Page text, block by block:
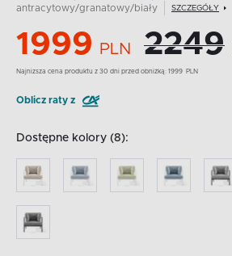
antracytowy/granatowy/biały
SZCZEGÓŁY
1999 PLN 2249
Najnizsza cena produktu z 30 dni przed obniżką: 1999 PLN
Oblicz raty z
Dostępne kolory (8):